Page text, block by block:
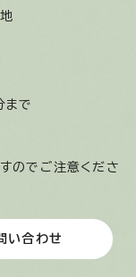
で
のでご注意くださ
い合わせ